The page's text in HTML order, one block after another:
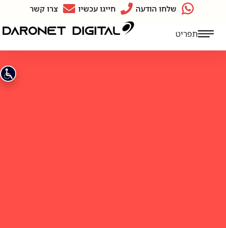
תפריט
שלחו הודעה חייגו עכשיו צרו קשר